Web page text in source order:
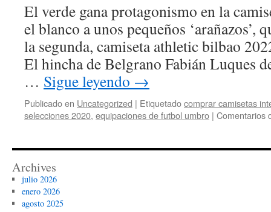
El verde gana protagonismo en la
el blanco a unos pequeños ‘arañazos’,
la segunda, camiseta athletic bilbao
El hincha de Belgrano Fabián Luques
… Sigue leyendo →
Publicado en Uncategorized | Etiquetadocomprar camisetas
selecciones 2020, equipaciones de futbol umbro | Comentarios
Archives
julio 2026
enero 2026
agosto 2025